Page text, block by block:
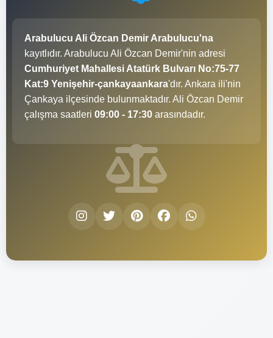
Arabulucu Ali Özcan Demir Arabulucu'na
kayıtlıdır. Arabulucu Ali Özcan Demir'nin adresi
Cumhuriyet Mahallesi Atatürk Bulvarı No:75-77
Kat:9 Yenişehir-çankayaankara'dır. Ankara ili'nin
Çankaya ilçesinde bulunmaktadır. Ali Özcan Demir
çalışma saatleri 09:00 - 17:30 arasındadır.